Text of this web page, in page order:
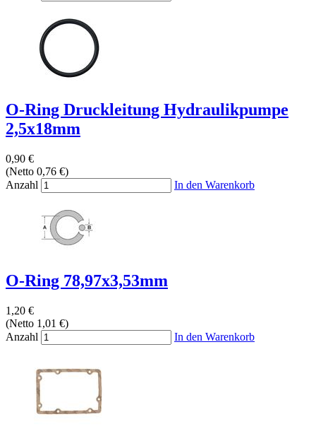
O-Ring Druckleitung Hydraulikpumpe
2,5x18mm
0,90 €
(Netto 0,76 €)
Anzahl
In den Warenkorb
O-Ring 78,97x3,53mm
1,20 €
(Netto 1,01 €)
Anzahl
In den Warenkorb